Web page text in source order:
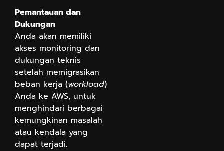
Pemantauan dan
Dukungan
Anda akan memiliki
akses monitoring dan
dukungan teknis
setelah memigrasikan
beban kerja (workload)
Anda ke AWS, untuk
menghindari berbagai
kemungkinan masalah
atau kendala yang
dapat terjadi.